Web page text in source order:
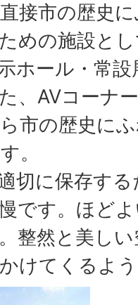
接市の歴史
めの施設と
ホール・常
、AVコーナ
市の歴史に
。
切に保存す
です。ほど
整然と美し
けてくるよ